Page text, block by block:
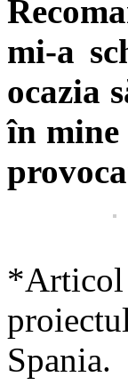
mi-a
ocazia
în mine
Spania.